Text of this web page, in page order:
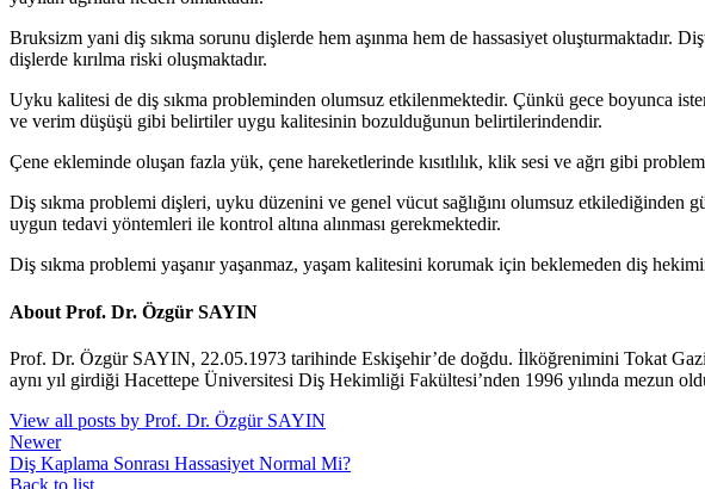
Bruksizm yani diş sıkma sorunu dişlerde hem aşınma hem de hassasiyet oluşturmaktadır.
dişlerde kırılma riski oluşmaktadır.
Uyku kalitesi de diş sıkma probleminden olumsuz etkilenmektedir. Çünkü gece boyunca
ve verim düşüşü gibi belirtiler uygu kalitesinin bozulduğunun belirtilerindendir.
Çene ekleminde oluşan fazla yük, çene hareketlerinde kısıtlılık, klik sesi ve ağrı gibi
Diş sıkma problemi dişleri, uyku düzenini ve genel vücut sağlığını olumsuz etkilediğinden
uygun tedavi yöntemleri ile kontrol altına alınması gerekmektedir.
Diş sıkma problemi yaşanır yaşanmaz, yaşam kalitesini korumak için beklemeden diş
About Prof. Dr. Özgür SAYIN
Prof. Dr. Özgür SAYIN, 22.05.1973 tarihinde Eskişehir’de doğdu. İlköğrenimini Tokat
aynı yıl girdiği Hacettepe Üniversitesi Diş Hekimliği Fakültesi’nden 1996 yılında mezun
View all posts by Prof. Dr. Özgür SAYIN
Newer
Diş Kaplama Sonrası Hassasiyet Normal Mi?
Back to list